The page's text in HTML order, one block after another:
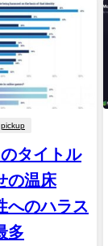
pickup
タイトル
の温床
のハラス
多